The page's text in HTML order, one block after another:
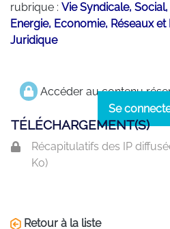
rubrique : Vie Syndicale,
Energie, Economie, Réseaux
Juridique
Accéder au contenu
Se
TÉLÉCHARGEMENT(S)
Récapitulatifs des IP
Ko)
Retour à la liste